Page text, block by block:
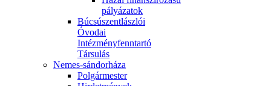
pályázatok
Búcsúszentlászlói
Óvodai
Intézményfenntartó
Társulás
Nemes-sándorháza
Polgármester